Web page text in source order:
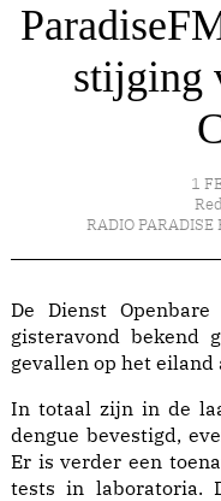
stijging
1
RADIO PARADISE
De Dienst
gisteravond bekend
gevallen op het eiland
In totaal zijn in de
dengue bevestigd,
Er is verder een
tests in laboratoria.